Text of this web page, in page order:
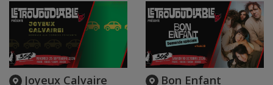
Joyeux Calvaire Bon Enfant